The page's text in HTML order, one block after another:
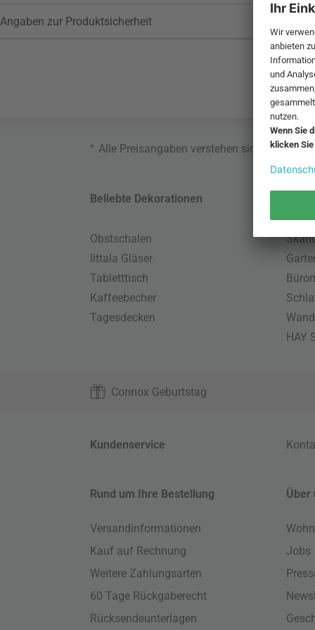
Angaben zur Produktsicherheit
* Alle Preisangaben verstehen sich inklusive
Beliebte Dekorationen
Obstschalen
Iittala Gläser
Tabletttisch
Kaffeebecher
Tagesdecken
HAY
Connox Geburtstag
Kundenservice
Rund um Ihre Bestellung
Versandinformationen
Kauf auf Rechnung
Weitere Zahlungsarten
60 Tage Rückgaberecht
Rücksendeunterlagen
Über
Jobs